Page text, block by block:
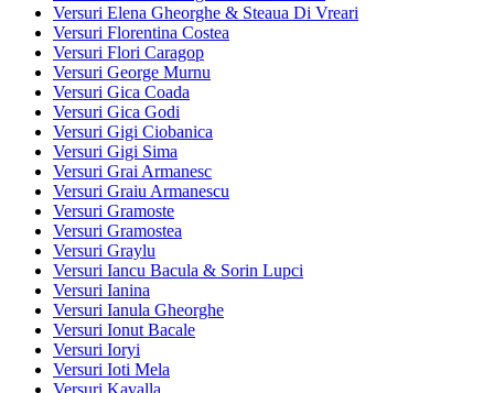
Versuri Elena Gheorghe & Steaua Di Vreari
Versuri Florentina Costea
Versuri Flori Caragop
Versuri George Murnu
Versuri Gica Coada
Versuri Gica Godi
Versuri Gigi Ciobanica
Versuri Gigi Sima
Versuri Grai Armanesc
Versuri Graiu Armanescu
Versuri Gramoste
Versuri Gramostea
Versuri Graylu
Versuri Iancu Bacula & Sorin Lupci
Versuri Ianina
Versuri Ianula Gheorghe
Versuri Ionut Bacale
Versuri Ioryi
Versuri Ioti Mela
Versuri Kavalla